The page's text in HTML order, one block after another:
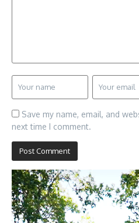
Save my name, email, and
next time I comment.